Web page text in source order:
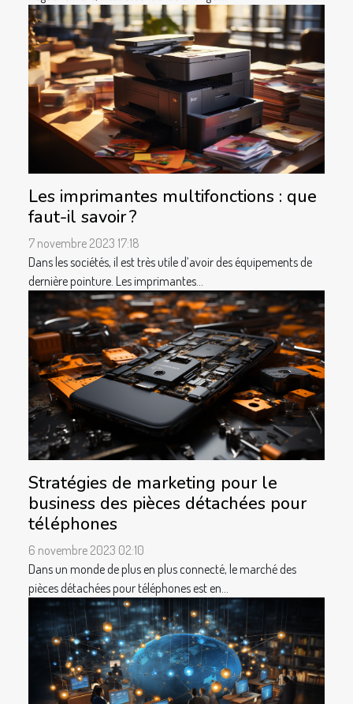
Les imprimantes multifonctions : que
faut-il savoir ?
7 novembre 2023 17:18
Dans les sociétés, il est très utile d’avoir des équipements de
dernière pointure. Les imprimantes...
Stratégies de marketing pour le
business des pièces détachées pour
téléphones
6 novembre 2023 02:10
Dans un monde de plus en plus connecté, le marché des
pièces détachées pour téléphones est en...